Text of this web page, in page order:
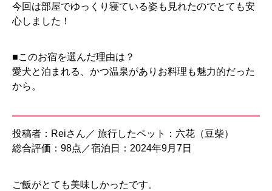
今回は部屋でゆっくり寝ている姿も見れたのでとても安
心しました！
■このお宿を選んだ理由は？
愛犬と泊まれる、かつ温泉がありお料理も魅力的だった
から。
投稿者：Reiさん／ 旅行したペット：六花（豆柴）
総合評価：98点／宿泊日：2024年9月7日
ご飯がとても美味しかったです。